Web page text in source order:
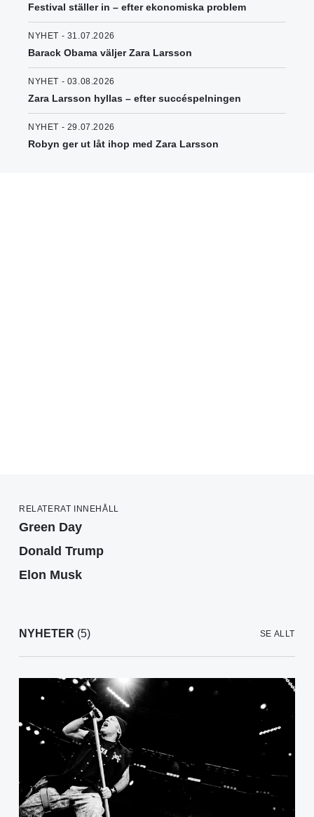
Festival ställer in – efter ekonomiska problem
NYHET - 31.07.2026
Barack Obama väljer Zara Larsson
NYHET - 03.08.2026
Zara Larsson hyllas – efter succéspelningen
NYHET - 29.07.2026
Robyn ger ut låt ihop med Zara Larsson
RELATERAT INNEHÅLL
Green Day
Donald Trump
Elon Musk
NYHETER (5) SE ALLT